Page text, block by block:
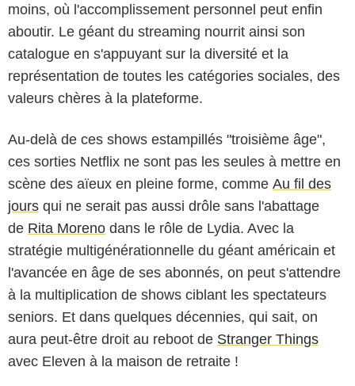
moins, où l'accomplissement personnel peut enfin
aboutir. Le géant du streaming nourrit ainsi son
catalogue en s'appuyant sur la diversité et la
représentation de toutes les catégories sociales, des
valeurs chères à la plateforme.
Au-delà de ces shows estampillés "troisième âge",
ces sorties Netflix ne sont pas les seules à mettre en
scène des aïeux en pleine forme, comme Au fil des
jours qui ne serait pas aussi drôle sans l'abattage
de Rita Moreno dans le rôle de Lydia. Avec la
stratégie multigénérationnelle du géant américain et
l'avancée en âge de ses abonnés, on peut s'attendre
à la multiplication de shows ciblant les spectateurs
seniors. Et dans quelques décennies, qui sait, on
aura peut-être droit au reboot de Stranger Things
avec Eleven à la maison de retraite !